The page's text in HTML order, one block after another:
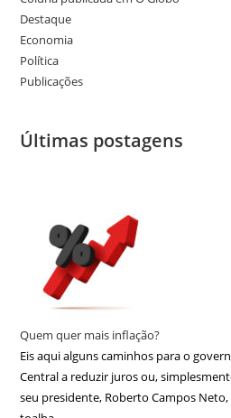
Destaque
Economia
Política
Publicações
Últimas postagens
Quem quer mais inflação?
Eis aqui alguns caminhos para o
Central a reduzir juros ou,
seu presidente, Roberto Campos